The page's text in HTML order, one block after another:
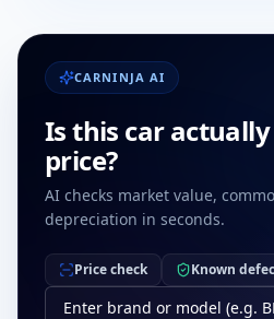
CARNINJA AI
Is this car
price?
AI checks market value,
depreciation in seconds.
Price check Known
Enter brand or model (e.g.